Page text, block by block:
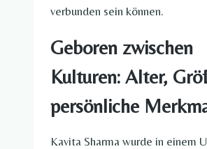
verbunden sein können.
Geboren zwischen
Kulturen: Alter,
persönliche
Kavita Sharma wurde in einem